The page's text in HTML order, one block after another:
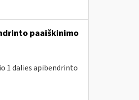
paaiškinimo
1 dalies apibendrinto